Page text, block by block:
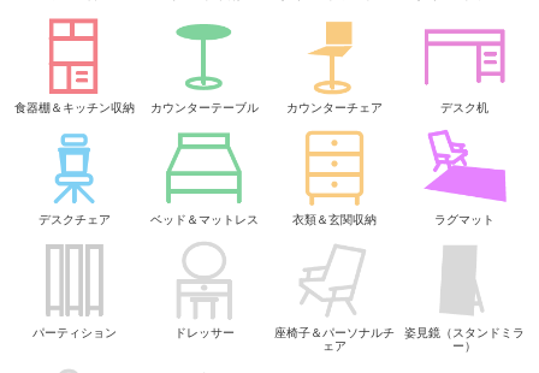
食器棚＆キッチン収納 カウンターテーブル カウンターチェア デスク机
デスクチェア ベッド＆マットレス 衣類＆玄関収納 ラグマット
パーティション ドレッサー
座椅子＆パーソナルチ
ェア
姿見鏡（スタンドミラ
ー）